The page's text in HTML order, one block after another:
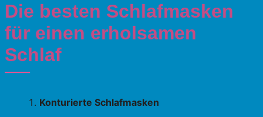
Die besten Schlafmasken
für einen erholsamen
Schlaf
Konturierte Schlafmasken